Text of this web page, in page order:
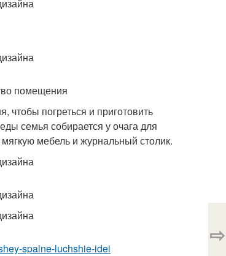
помещения
чтобы погреться и приготовить
семья собирается у очага для
мебель и журнальный столик.
spalne-luchshie-idei
⇨